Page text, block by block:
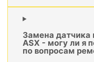
Замена датчика
ASX - могу ли я
по вопросам